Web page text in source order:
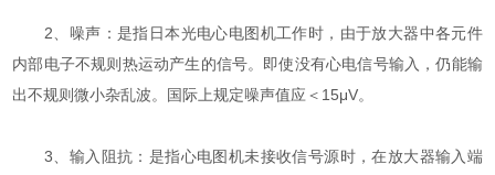
2、噪声：是指日本光电心电图机工作时，由于放大器中各元件
内部电子不规则热运动产生的信号。即使没有心电信号输入，仍能输
出不规则微小杂乱波。国际上规定噪声值应＜15μV。
3、输入阻抗：是指心电图机未接收信号源时，在放大器输入端